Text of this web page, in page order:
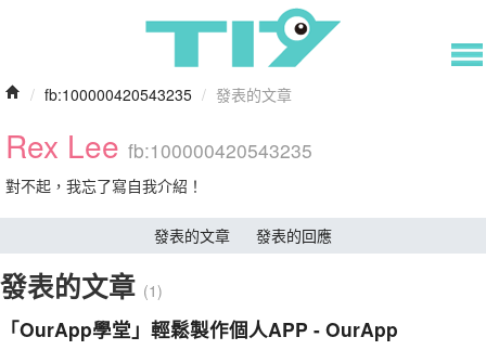
/ fb:100000420543235 / 發表的文章
Rex Lee fb:100000420543235
對不起，我忘了寫自我介紹！
發表的文章 發表的回應
發表的文章 (1)
「OurApp學堂」輕鬆製作個人APP - OurApp